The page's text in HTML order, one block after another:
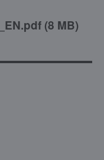
(8 MB)